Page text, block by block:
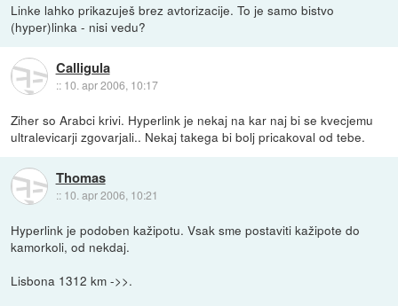
Linke lahko prikazuješ brez avtorizacije. To je samo bistvo
(hyper)linka - nisi vedu?
Calligula
:: 10. apr 2006, 10:17
Ziher so Arabci krivi. Hyperlink je nekaj na kar naj bi se kvecjemu
ultralevicarji zgovarjali.. Nekaj takega bi bolj pricakoval od tebe.
Thomas
:: 10. apr 2006, 10:21
Hyperlink je podoben kažipotu. Vsak sme postaviti kažipote do
kamorkoli, od nekdaj.
Lisbona 1312 km ->>.